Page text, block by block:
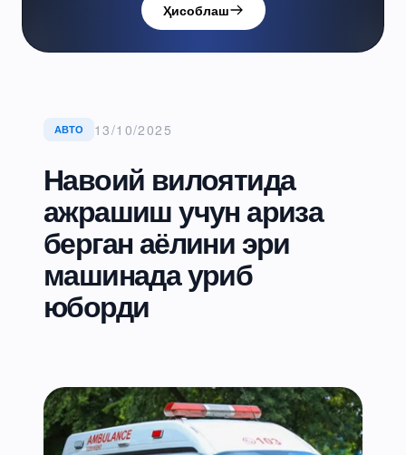
Ҳисоблаш
АВТО 13/10/2025
Навоий вилоятида
ажрашиш учун ариза
берган аёлини эри
машинада уриб
юборди